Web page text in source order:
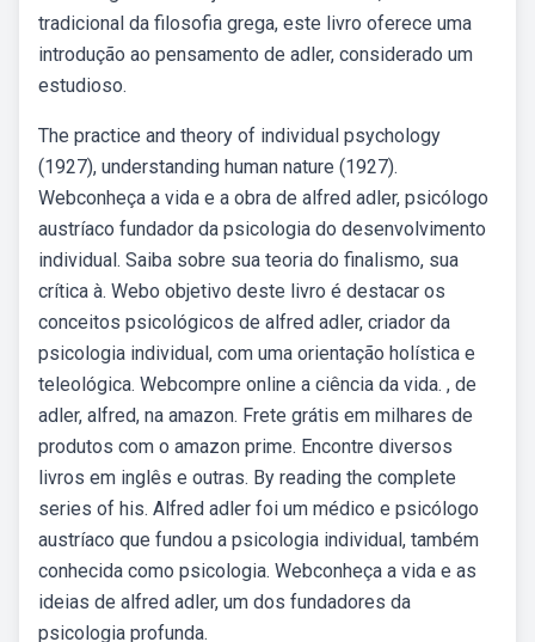
tradicional da filosofia grega, este livro oferece uma
introdução ao pensamento de adler, considerado um
estudioso.
The practice and theory of individual psychology
(1927), understanding human nature (1927).
Webconheça a vida e a obra de alfred adler, psicólogo
austríaco fundador da psicologia do desenvolvimento
individual. Saiba sobre sua teoria do finalismo, sua
crítica à. Webo objetivo deste livro é destacar os
conceitos psicológicos de alfred adler, criador da
psicologia individual, com uma orientação holística e
teleológica. Webcompre online a ciência da vida. , de
adler, alfred, na amazon. Frete grátis em milhares de
produtos com o amazon prime. Encontre diversos
livros em inglês e outras. By reading the complete
series of his. Alfred adler foi um médico e psicólogo
austríaco que fundou a psicologia individual, também
conhecida como psicologia. Webconheça a vida e as
ideias de alfred adler, um dos fundadores da
psicologia profunda.